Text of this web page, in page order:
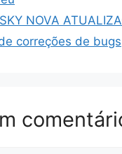
NOVA
correções de bugs